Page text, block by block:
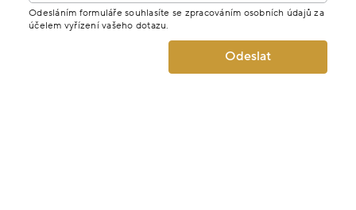
Odesláním formuláře souhlasíte se zpracováním osobních údajů za
účelem vyřízení vašeho dotazu.
Odeslat